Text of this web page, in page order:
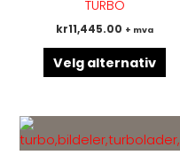
TURBO
kr11,445.00 + mva
Velg alternativ